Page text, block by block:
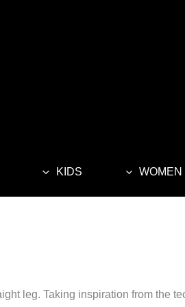
WOMEN
KIDS
leg. Taking inspiration from the